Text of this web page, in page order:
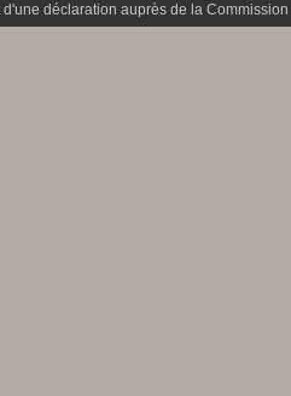
déclaration auprès de la